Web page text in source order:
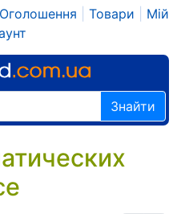
Оголошення Товари
Мій
Знайти